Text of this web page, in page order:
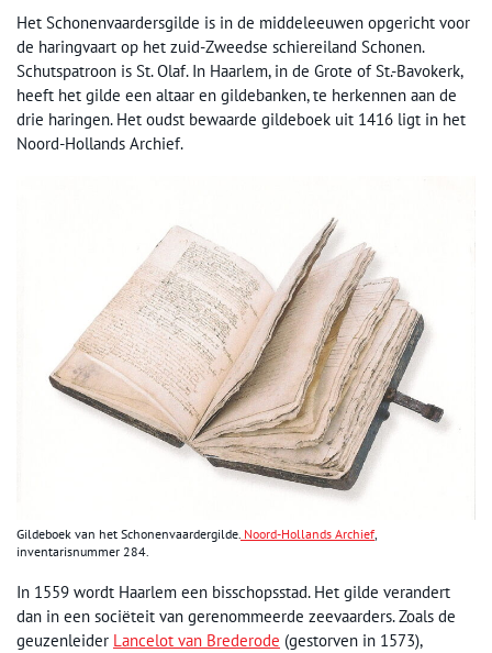
Het Schonenvaardersgilde is in de middeleeuwen opgericht voor
de haringvaart op het zuid-Zweedse schiereiland Schonen.
Schutspatroon is St. Olaf. In Haarlem, in de Grote of St.-Bavokerk,
heeft het gilde een altaar en gildebanken, te herkennen aan de
drie haringen. Het oudst bewaarde gildeboek uit 1416 ligt in het
Noord-Hollands Archief.
Gildeboek van het Schonenvaardergilde. Noord-Hollands Archief,
inventarisnummer 284.
In 1559 wordt Haarlem een bisschopsstad. Het gilde verandert
dan in een sociëteit van gerenommeerde zeevaarders. Zoals de
geuzenleider Lancelot van Brederode (gestorven in 1573),